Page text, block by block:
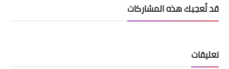
قد تُعجبك هذه المشاركات
تعليقات